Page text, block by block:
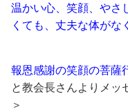
温かい心、笑顔、やさ
くても、丈夫な体がな
報恩感謝の笑顔の菩薩
と教会長さんよりメッ
＞